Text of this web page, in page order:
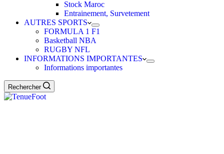
Stock Maroc
Entrainement, Survetement
AUTRES SPORTS
FORMULA 1 F1
Basketball NBA
RUGBY NFL
INFORMATIONS IMPORTANTES
Informations importantes
Rechercher